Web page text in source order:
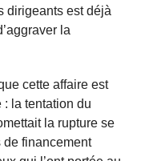
dirigeants est déjà
la
cette affaire est
: la tentation du
la rupture se
de financement